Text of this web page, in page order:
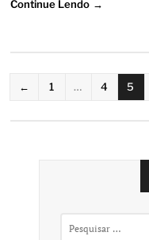
Continue Lendo →
← 1 … 4 5